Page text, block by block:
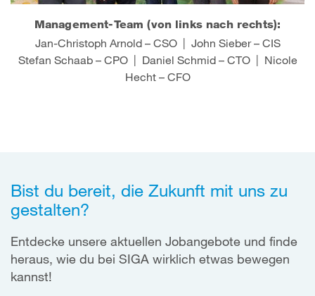
Management-Team (von links nach rechts):
Jan-Christoph Arnold – CSO | John Sieber – CIS
Stefan Schaab – CPO | Daniel Schmid – CTO | Nicole
Hecht – CFO
Bist du bereit, die Zukunft mit uns zu
gestalten?
Entdecke unsere aktuellen Jobangebote und finde
heraus, wie du bei SIGA wirklich etwas bewegen
kannst!